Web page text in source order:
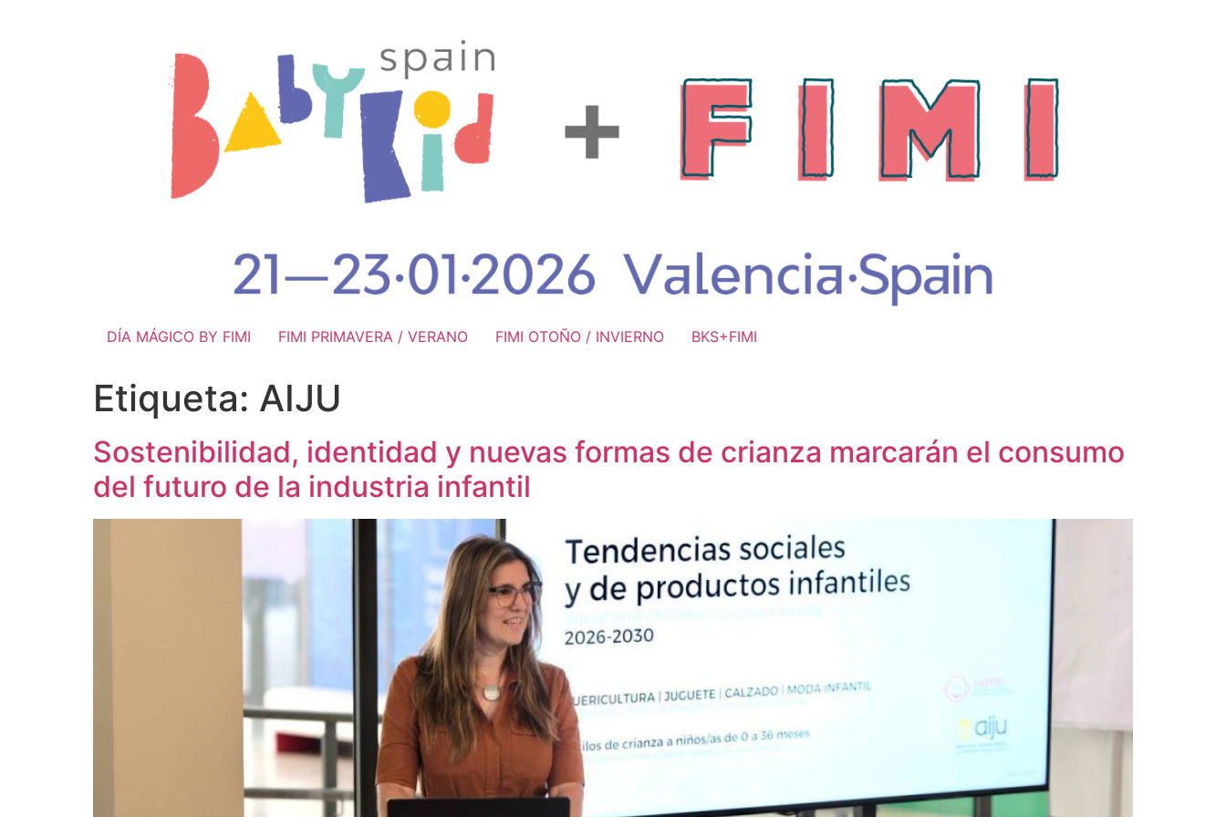
DÍA MÁGICO BY FIMI FIMI PRIMAVERA / VERANO FIMI OTOÑO / INVIERNO BKS+FIMI
Etiqueta: AIJU
Sostenibilidad, identidad y nuevas formas de crianza marcarán el consumo
del futuro de la industria infantil